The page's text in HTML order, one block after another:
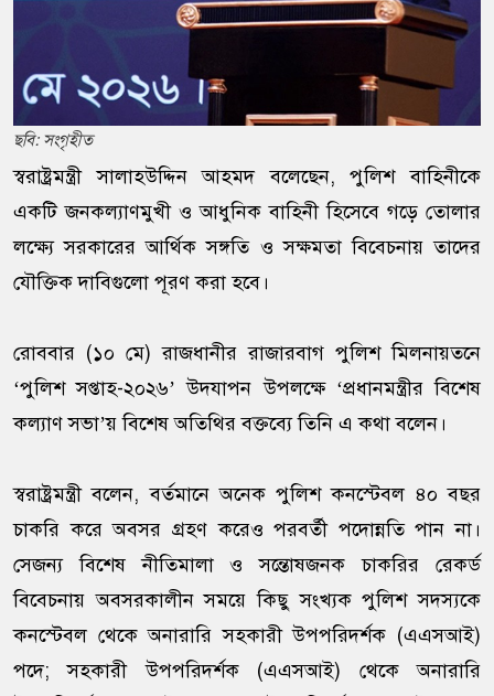
ছবি: সংগৃহীত
স্বরাষ্ট্রমন্ত্রী সালাহউদ্দিন আহমদ বলেছেন, পুলিশ বাহিনীকে
একটি জনকল্যাণমুখী ও আধুনিক বাহিনী হিসেবে গড়ে তোলার
লক্ষ্যে সরকারের আর্থিক সঙ্গতি ও সক্ষমতা বিবেচনায় তাদের
যৌক্তিক দাবিগুলো পূরণ করা হবে।
রোববার (১০ মে) রাজধানীর রাজারবাগ পুলিশ মিলনায়তনে
‘পুলিশ সপ্তাহ-২০২৬’ উদযাপন উপলক্ষে ‘প্রধানমন্ত্রীর বিশেষ
কল্যাণ সভা’য় বিশেষ অতিথির বক্তব্যে তিনি এ কথা বলেন।
স্বরাষ্ট্রমন্ত্রী বলেন, বর্তমানে অনেক পুলিশ কনস্টেবল ৪০ বছর
চাকরি করে অবসর গ্রহণ করেও পরবর্তী পদোন্নতি পান না।
সেজন্য বিশেষ নীতিমালা ও সন্তোষজনক চাকরির রেকর্ড
বিবেচনায় অবসরকালীন সময়ে কিছু সংখ্যক পুলিশ সদস্যকে
কনস্টেবল থেকে অনারারি সহকারী উপপরিদর্শক (এএসআই)
পদে; সহকারী উপপরিদর্শক (এএসআই) থেকে অনারারি